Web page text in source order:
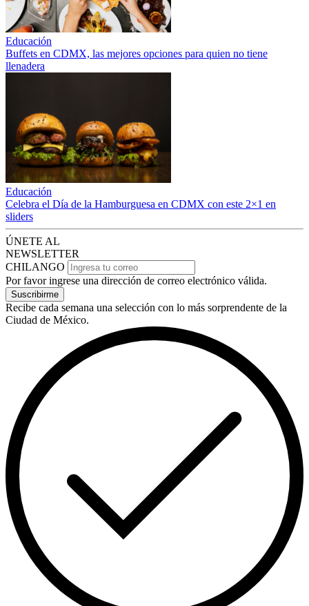
Educación
Buffets en CDMX, las mejores opciones para quien no tiene
llenadera
Educación
Celebra el Día de la Hamburguesa en CDMX con este 2×1 en
sliders
ÚNETE AL
NEWSLETTER
CHILANGO
Por favor ingrese una dirección de correo electrónico válida.
Suscribirme
Recibe cada semana una selección con lo más sorprendente de la
Ciudad de México.